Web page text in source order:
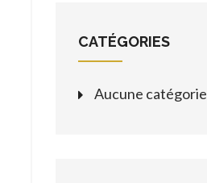
CATÉGORIES
Aucune catégorie